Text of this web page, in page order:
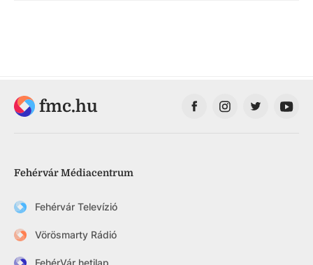
fmc.hu
Fehérvár Médiacentrum
Fehérvár Televízió
Vörösmarty Rádió
FehérVár hetilap